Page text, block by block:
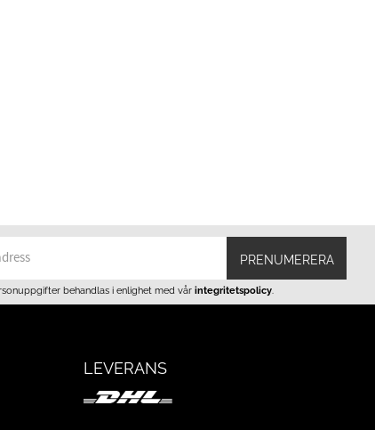
PRENUMERERA
behandlas i enlighet med vår integritetspolicy.
LEVERANS